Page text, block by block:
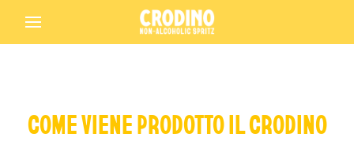
COME VIENE PRODOTTO IL CRODINO